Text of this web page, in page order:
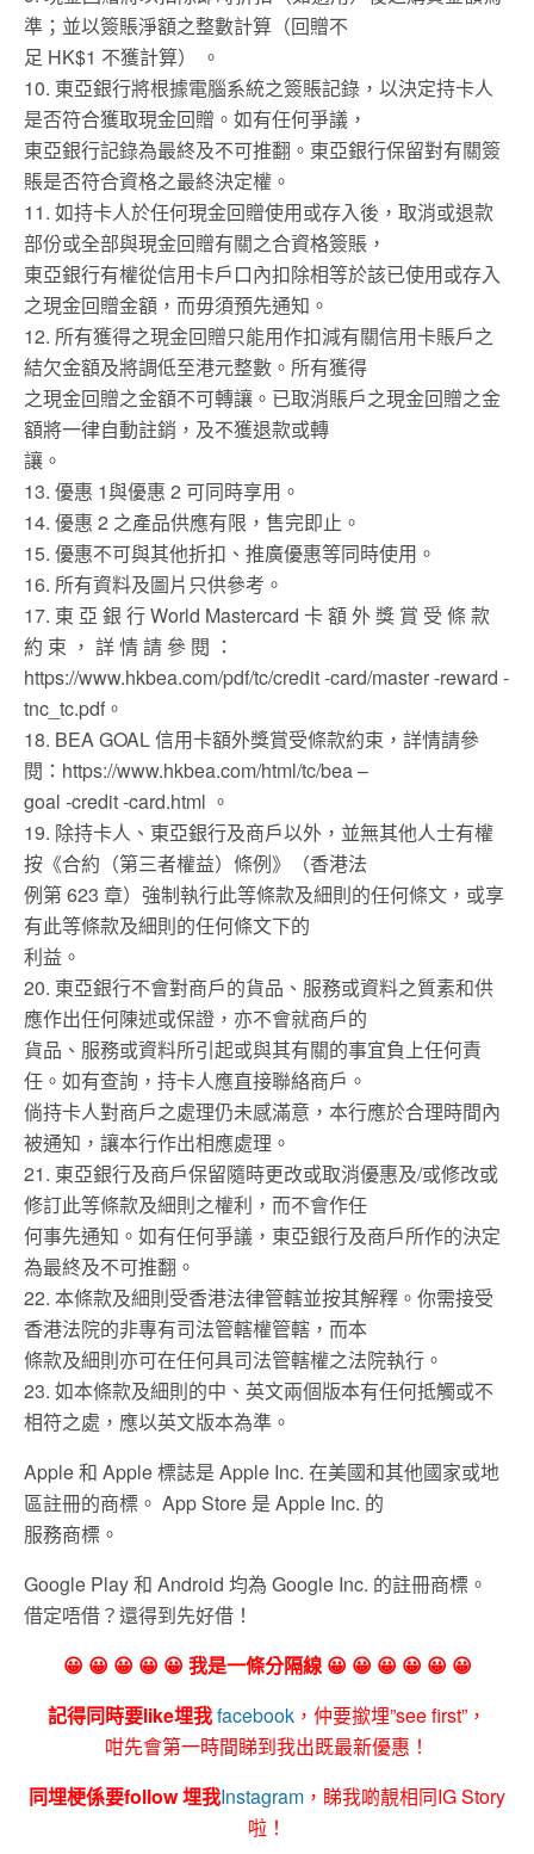
準；並以簽賬淨額之整數計算（回贈不
足 HK$1 不獲計算） 。
10. 東亞銀行將根據電腦系統之簽賬記錄，以決定持卡人
是否符合獲取現金回贈。如有任何爭議，
東亞銀行記錄為最終及不可推翻。東亞銀行保留對有關簽
賬是否符合資格之最終決定權。
11. 如持卡人於任何現金回贈使用或存入後，取消或退款
部份或全部與現金回贈有關之合資格簽賬，
東亞銀行有權從信用卡戶口內扣除相等於該已使用或存入
之現金回贈金額，而毋須預先通知。
12. 所有獲得之現金回贈只能用作扣減有關信用卡賬戶之
結欠金額及將調低至港元整數。所有獲得
之現金回贈之金額不可轉讓。已取消賬戶之現金回贈之金
額將一律自動註銷，及不獲退款或轉
讓。
13. 優惠 1與優惠 2 可同時享用。
14. 優惠 2 之產品供應有限，售完即止。
15. 優惠不可與其他折扣、推廣優惠等同時使用。
16. 所有資料及圖片只供參考。
17. 東 亞 銀 行 World Mastercard 卡 額 外 獎 賞 受 條 款
約 束 ， 詳 情 請 參 閱 ：
https://www.hkbea.com/pdf/tc/credit -card/master -reward -
tnc_tc.pdf。
18. BEA GOAL 信用卡額外獎賞受條款約束，詳情請參
閱：https://www.hkbea.com/html/tc/bea –
goal -credit -card.html 。
19. 除持卡人、東亞銀行及商戶以外，並無其他人士有權
按《合約（第三者權益）條例》（香港法
例第 623 章）強制執行此等條款及細則的任何條文，或享
有此等條款及細則的任何條文下的
利益。
20. 東亞銀行不會對商戶的貨品、服務或資料之質素和供
應作出任何陳述或保證，亦不會就商戶的
貨品、服務或資料所引起或與其有關的事宜負上任何責
任。如有查詢，持卡人應直接聯絡商戶。
倘持卡人對商戶之處理仍未感滿意，本行應於合理時間內
被通知，讓本行作出相應處理。
21. 東亞銀行及商戶保留隨時更改或取消優惠及/或修改或
修訂此等條款及細則之權利，而不會作任
何事先通知。如有任何爭議，東亞銀行及商戶所作的決定
為最終及不可推翻。
22. 本條款及細則受香港法律管轄並按其解釋。你需接受
香港法院的非專有司法管轄權管轄，而本
條款及細則亦可在任何具司法管轄權之法院執行。
23. 如本條款及細則的中、英文兩個版本有任何抵觸或不
相符之處，應以英文版本為準。
Apple 和 Apple 標誌是 Apple Inc. 在美國和其他國家或地
區註冊的商標。 App Store 是 Apple Inc. 的
服務商標。
Google Play 和 Android 均為 Google Inc. 的註冊商標。
借定唔借？還得到先好借！
😀 😀 😀 😀 😀 我是一條分隔線 😀 😀 😀 😀 😀 😀
記得同時要like埋我facebook ，仲要撳埋”see first”，
咁先會第一時間睇到我出既最新優惠！
同埋梗係要follow 埋我Instagram ，睇我啲靚相同IG Story
啦！